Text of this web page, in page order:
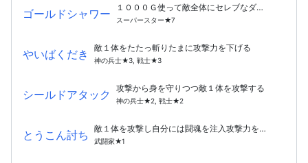
ゴールドシャワー １０００Ｇ使って敵全体にセレブなダメージ
スーパースター★7
やいばくだき 敵１体をたたっ斬りたまに攻撃力を下げる
神の兵士★3, 戦士★3
シールドアタック 攻撃から身を守りつつ敵１体を攻撃する
神の兵士★2, 戦士★2
とうこん討ち 敵１体を攻撃し自分には闘魂を注入攻撃力を上げる
武闘家★1